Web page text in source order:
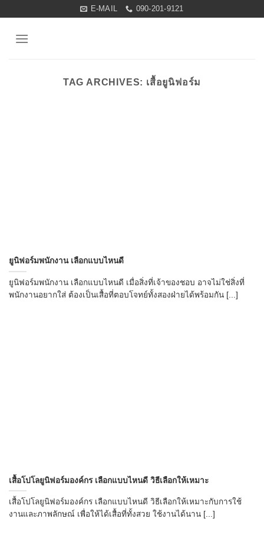
content
E-MAIL 090-201-9121
TAG ARCHIVES: เสื้อยูนิฟอร์ม
ยูนิฟอร์มพนักงาน เลือกแบบไหนดี
ยูนิฟอร์มพนักงาน เลือกแบบไหนดี เมื่อสิ่งที่เจ้าของชอบ อาจไม่ใช่สิ่งที่
พนักงานอยากใส่ ต้องเป็นเสื้อที่ตอบโจทย์ทั้งสองฝ่ายได้พร้อมกัน [...]
เสื้อโปโลยูนิฟอร์มองค์กร เลือกแบบไหนดี วิธีเลือกให้เหมาะ
เสื้อโปโลยูนิฟอร์มองค์กร เลือกแบบไหนดี วิธีเลือกให้เหมาะกับการใช้
งานและภาพลักษณ์ เพื่อให้ได้เสื้อที่ทั้งสวย ใช้งานได้นาน [...]